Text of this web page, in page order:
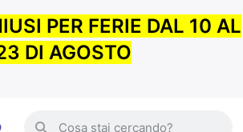
PER FERIE DAL 10 AL
DI AGOSTO